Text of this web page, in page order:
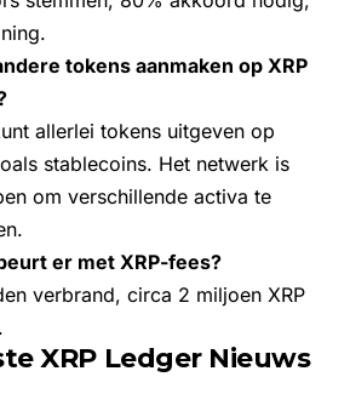
tokens aanmaken op XRP
allerlei tokens uitgeven op
stablecoins. Het netwerk is
om verschillende activa te
er met XRP-fees?
verbrand, circa 2 miljoen XRP
XRP Ledger Nieuws